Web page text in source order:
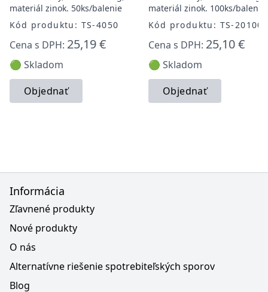
materiál zinok. 50ks/balenie
Kód produktu: TS-4050
Cena s DPH: 25,19 €
🟢 Skladom
Objednať
materiál zinok. 100ks/balenie
Kód produktu: TS-20100
Cena s DPH: 25,10 €
🟢 Skladom
Objednať
Informácia
Zľavnené produkty
Nové produkty
O nás
Alternatívne riešenie spotrebiteľských sporov
Blog